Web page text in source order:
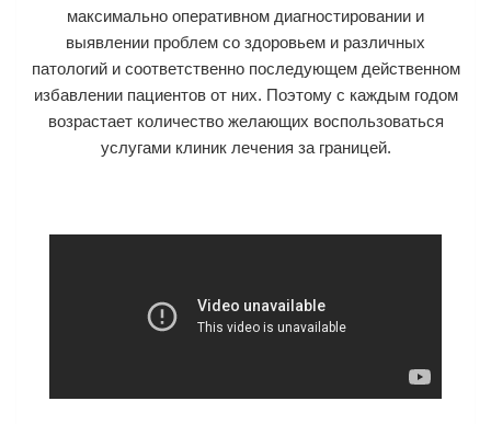
максимально оперативном диагностировании и
выявлении проблем со здоровьем и различных
патологий и соответственно последующем действенном
избавлении пациентов от них. Поэтому с каждым годом
возрастает количество желающих воспользоваться
услугами клиник лечения за границей.